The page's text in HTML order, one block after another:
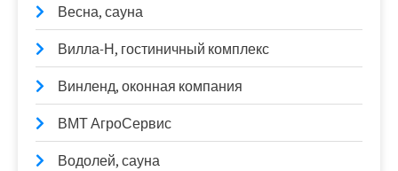
Весна, сауна
Вилла-Н, гостиничный комплекс
Винленд, оконная компания
ВМТ АгроСервис
Водолей, сауна